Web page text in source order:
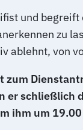
und
zu
ablehnt, von
zum
er schließlich
ihm um